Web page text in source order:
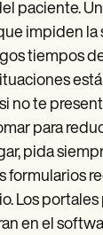
paciente.
impiden la
tiempos
no te
para
pida
formularios
Los
en el